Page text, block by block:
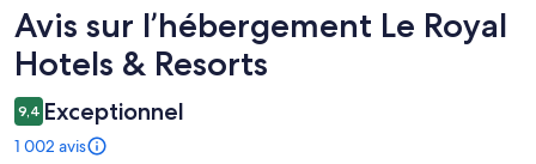
Avis
Avis sur l’hébergement Le Royal
Hotels & Resorts
9,4 Exceptionnel
1 002 avis